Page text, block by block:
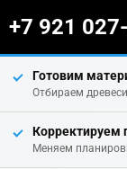
+7 921
Готовим
Отбираем
Корректируем
Меняем